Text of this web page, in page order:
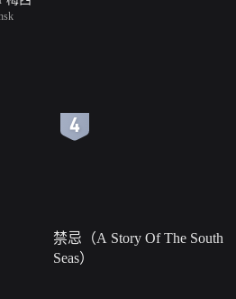
禁忌（A Story Of The South
Seas）